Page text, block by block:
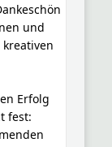
und
Erfolg
fest: